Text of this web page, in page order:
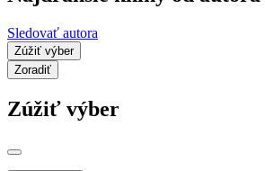
Sledovať autora
Zúžiť výber
Zoradiť
Zúžiť výber